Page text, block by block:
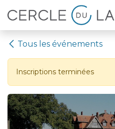
Se rendre au contenu
Tous les événements
Inscriptions terminées